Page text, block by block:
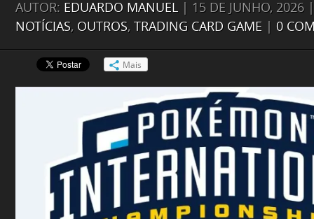
AUTOR: EDUARDO MANUEL | 15 DE JUNHO, 2026
NOTÍCIAS, OUTROS, TRADING CARD GAME 0
Mais